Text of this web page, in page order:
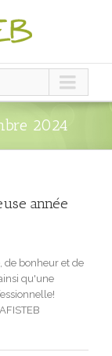
2024
année
de bonheur et de
qu'une